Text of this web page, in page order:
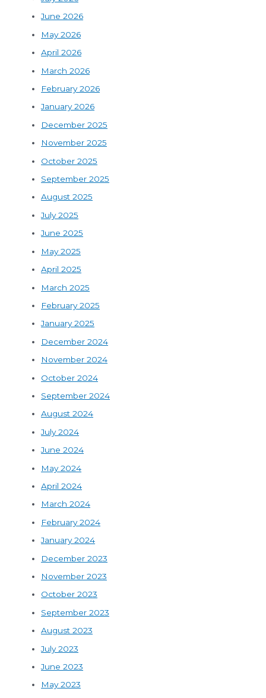
June 2026
May 2026
April 2026
March 2026
February 2026
January 2026
December 2025
November 2025
October 2025
September 2025
August 2025
July 2025
June 2025
May 2025
April 2025
March 2025
February 2025
January 2025
December 2024
November 2024
October 2024
September 2024
August 2024
July 2024
June 2024
May 2024
April 2024
March 2024
February 2024
January 2024
December 2023
November 2023
October 2023
September 2023
August 2023
July 2023
June 2023
May 2023